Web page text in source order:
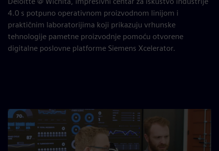
4.0 s potpuno operativnom proizvodnom linijom i
praktičnim laboratorijima koji prikazuju vrhunske
tehnologije pametne proizvodnje pomoću otvorene
digitalne poslovne platforme Siemens Xcelerator.